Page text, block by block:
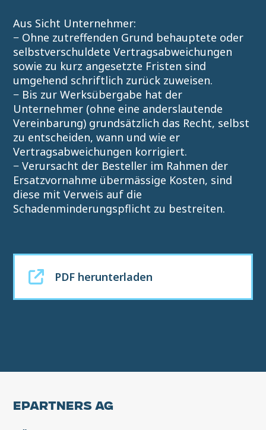
Aus Sicht Unternehmer:
− Ohne zutreffenden Grund behauptete oder
selbstverschuldete Vertragsabweichungen
sowie zu kurz angesetzte Fristen sind
umgehend schriftlich zurück zuweisen.
− Bis zur Werksübergabe hat der
Unternehmer (ohne eine anderslautende
Vereinbarung) grundsätzlich das Recht, selbst
zu entscheiden, wann und wie er
Vertragsabweichungen korrigiert.
− Verursacht der Besteller im Rahmen der
Ersatzvornahme übermässige Kosten, sind
diese mit Verweis auf die
Schadenminderungspflicht zu bestreiten.
PDF herunterladen
EPARTNERS AG